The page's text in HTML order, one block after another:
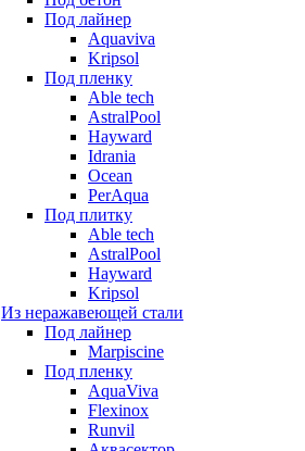
Под лайнер
Aquaviva
Kripsol
Под пленку
Able tech
AstralPool
Hayward
Idrania
Ocean
PerAqua
Под плитку
Able tech
AstralPool
Hayward
Kripsol
Из неражавеющей стали
Под лайнер
Marpiscine
Под пленку
AquaViva
Flexinox
Runvil